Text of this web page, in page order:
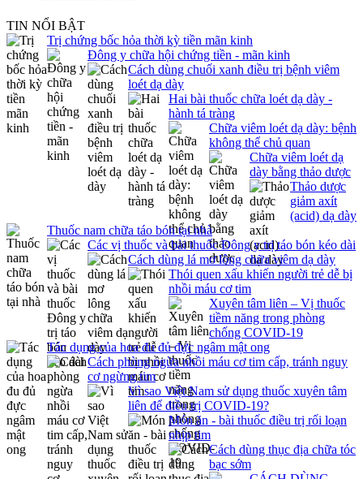
TIN NỔI BẬT
Trị chứng bốc hỏa thời kỳ tiền mãn kinh
Đông y chữa hội chứng tiền - mãn kinh
Cách dùng chuối xanh điều trị bệnh viêm
loét dạ dày
Hai bài thuốc chữa loét dạ dày -
hành tá tràng
Chữa viêm loét dạ dày: bệnh
không thể chủ quan
Chữa viêm loét dạ
dày bằng thảo dược
Thảo dược
giảm axít
(acid) dạ dày
Thuốc nam chữa táo bón tại nhà
Các vị thuốc và bài thuốc Đông y trị táo bón kéo dài
Cách dùng lá mơ lông chữa viêm dạ dày
Thói quen xấu khiến người trẻ dễ bị
nhồi máu cơ tim
Xuyên tâm liên – Vị thuốc
tiềm năng trong phòng
chống COVID-19
Tác dụng của hoa đu đủ đực ngâm mật ong
Cách phòng ngừa nhồi máu cơ tim cấp, tránh nguy
cơ ngừng tim
Vì sao Việt Nam sử dụng thuốc xuyên tâm
liên để điều trị COVID-19?
Món ăn - bài thuốc điều trị rối loạn
nhịp tim
Cách dùng thục địa chữa tóc
bạc sớm